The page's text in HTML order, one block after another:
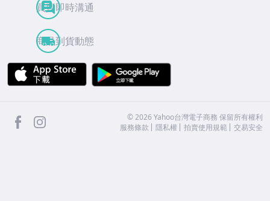
買賣即時溝通
商品到貨動態
APP Store
facebook ©2026 Yahoo台灣電子商務 保留所有權利
服務條款
隱私權 拍賣使用規範 交易安全